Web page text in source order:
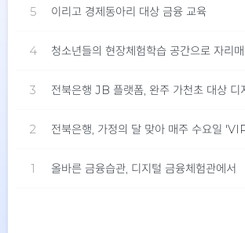
5 이리고 경제동아리 대상 금융 교육
4 청소년들의 현장체험학습 공간으로 자리
3
2
1 올바른 금융습관, 디지털 금융체험관에서